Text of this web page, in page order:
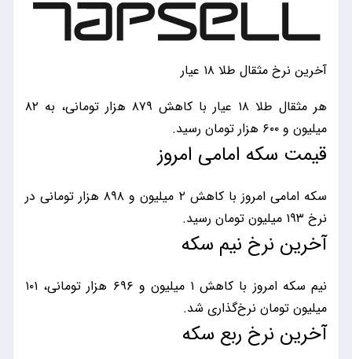
آخرین نرخ مثقال طلا ۱۸ عیار
هر مثقال طلا ۱۸ عیار با کاهش ۸۷۹ هزار تومانی، به ۸۲
میلیون و ۶۰۰ هزار تومان رسید‌.
قیمت سکه امامی امروز
سکه امامی امروز با کاهش ۲ میلیون و ۸۹۸ هزار تومانی در
نرخ ۱۹۳ میلیون تومان رسید.
آخرین نرخ نیم سکه
نیم سکه امروز با کاهش ۱ میلیون و ۶۹۶ هزار تومانی، ۱۰۱
میلیون تومان نرخ‌گذاری شد.
آخرین نرخ ربع سکه